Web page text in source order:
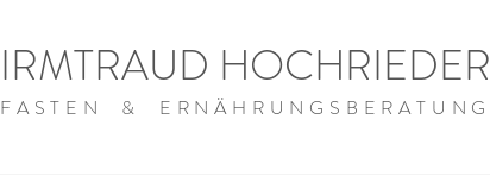
IRMTRAUD HOCHRIEDER
FASTEN & ERNÄHRUNGSBERATUNG